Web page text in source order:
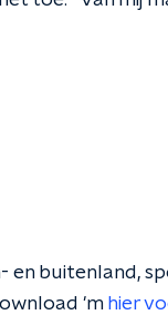
en buitenland,
'm hier